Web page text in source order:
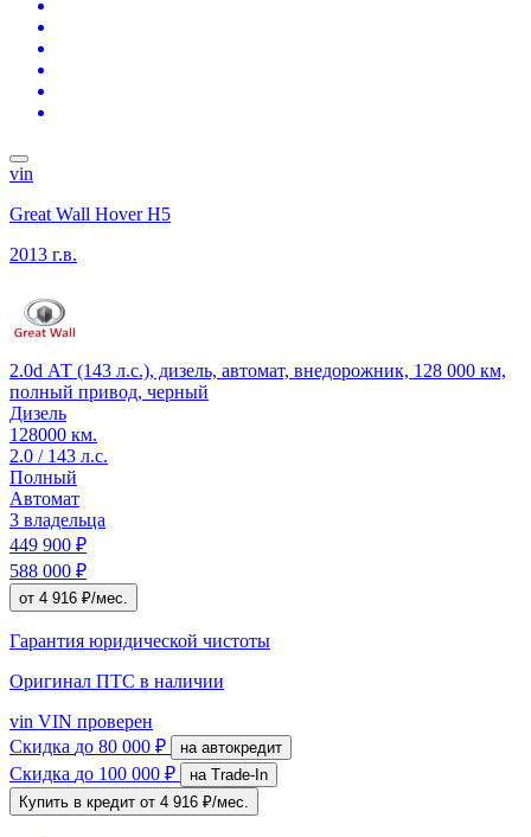
vin
Great Wall Hover H5
2013 г.в.
2.0d АТ (143 л.с.), дизель, автомат, внедорожник, 128 000 км,
полный привод, черный
Дизель
128000 км.
2.0 / 143 л.с.
Полный
Автомат
3 владельца
449 900 ₽
588 000 ₽
от 4 916 ₽/мес.
Гарантия юридической чистоты
Оригинал ПТС в наличии
vin VIN проверен
Скидка до 80 000 ₽ на автокредит
Скидка до 100 000 ₽
на Trade-In
Купить в кредит от 4 916 ₽/мес.